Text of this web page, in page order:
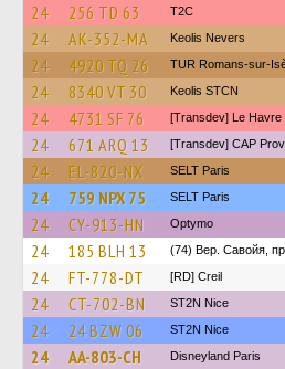
24 256 TD 63 T2C
24 AK-352-MA Keolis Nevers
24 4920 TQ 26 TUR Romans-sur-
24 8340 VT 30 Keolis STCN
24 4731 SF 76 [Transdev] Le Havre
24 671 ARQ 13 [Transdev] CAP
24 EL-820-NX SELT Paris
24 759 NPX 75 SELT Paris
24 CY-913-HN Optymo
24 185 BLH 13 (74) Вер. Савойя,
24 FT-778-DT [RD] Creil
24 CT-702-BN ST2N Nice
24 24 BZW 06 ST2N Nice
24 AA-803-CH Disneyland Paris